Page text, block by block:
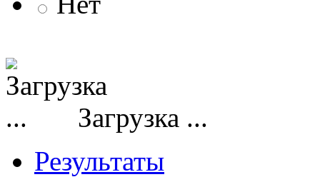
Загрузка ...
Результаты